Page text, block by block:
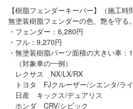
【樹脂フェンダーキーパー】（施工時
無塗装樹脂フェンダーの色、艶を守る
・フェンダー：6,280円
・フル：9,270円
・無塗装樹脂パーツ面積の大きい車：
（対象車の一例）
レクサス　NX/LX/RX
トヨタ　FJクルーザー/シエンタ/ラ
日産　キックス/デュアリス
ホンダ　CRV/シビック